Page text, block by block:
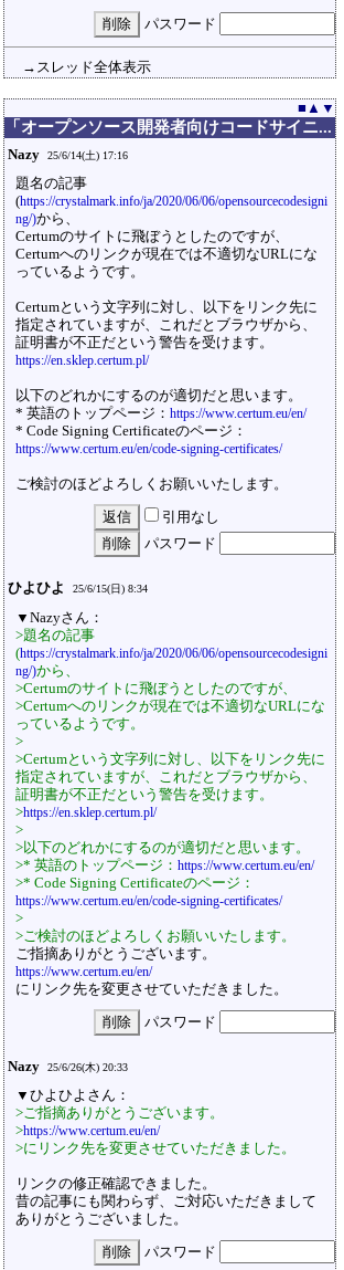
パスワード
→スレッド全体表示
■ ▲ ▼
「オープンソース開発者向けコードサイニ...
Nazy 25/6/14(土) 17:16
題名の記事
(https://crystalmark.info/ja/2020/06/06/opensourcecodesigni
ng/)から、
Certumのサイトに飛ぼうとしたのですが、
Certumへのリンクが現在では不適切なURLにな
っているようです。
Certumという文字列に対し、以下をリンク先に
指定されていますが、これだとブラウザから、
証明書が不正だという警告を受けます。
https://en.sklep.certum.pl/
以下のどれかにするのが適切だと思います。
* 英語のトップページ： https://www.certum.eu/en/
* Code Signing Certificateのページ：
https://www.certum.eu/en/code-signing-certificates/
ご検討のほどよろしくお願いいたします。
引用なし
パスワード
ひよひよ 25/6/15(日) 8:34
▼Nazyさん：
>題名の記事
(https://crystalmark.info/ja/2020/06/06/opensourcecodesigni
ng/)から、
>Certumのサイトに飛ぼうとしたのですが、
>Certumへのリンクが現在では不適切なURLにな
っているようです。
>
>Certumという文字列に対し、以下をリンク先に
指定されていますが、これだとブラウザから、
証明書が不正だという警告を受けます。
>https://en.sklep.certum.pl/
>
>以下のどれかにするのが適切だと思います。
>* 英語のトップページ： https://www.certum.eu/en/
>* Code Signing Certificateのページ：
https://www.certum.eu/en/code-signing-certificates/
>
>ご検討のほどよろしくお願いいたします。
ご指摘ありがとうございます。
https://www.certum.eu/en/
にリンク先を変更させていただきました。
パスワード
Nazy 25/6/26(木) 20:33
▼ひよひよさん：
>ご指摘ありがとうございます。
>https://www.certum.eu/en/
>にリンク先を変更させていただきました。
リンクの修正確認できました。
昔の記事にも関わらず、ご対応いただきまして
ありがとうございました。
パスワード